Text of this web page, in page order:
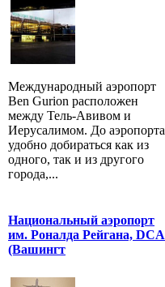
Международный аэропорт
Ben Gurion расположен
между Тель-Авивом и
Иерусалимом. До аэропорта
удобно добираться как из
одного, так и из другого
города,...
Национальный аэропорт
им. Роналда Рейгана, DCA
(Вашингт